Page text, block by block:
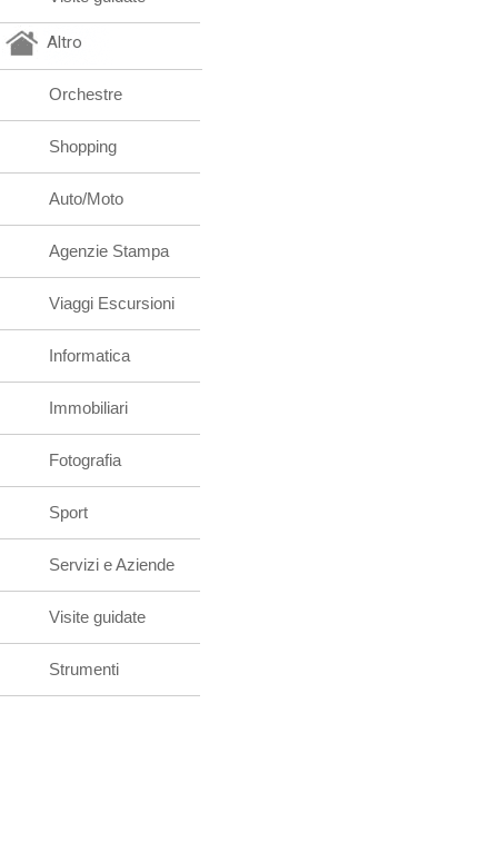
Altro
Orchestre
Shopping
Auto/Moto
Agenzie Stampa
Viaggi Escursioni
Informatica
Immobiliari
Fotografia
Sport
Servizi e Aziende
Visite guidate
Strumenti